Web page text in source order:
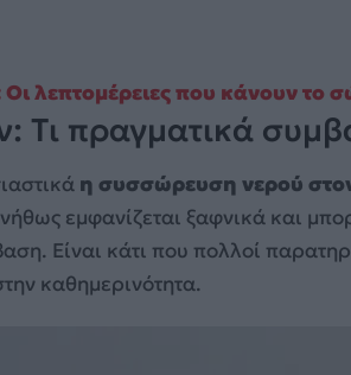
λεπτομέρειες που κάνουν το
Tι πραγματικά
η συσσώρευση νερού στον
εμφανίζεται ξαφνικά και
Είναι κάτι που πολλοί
καθημερινότητα.